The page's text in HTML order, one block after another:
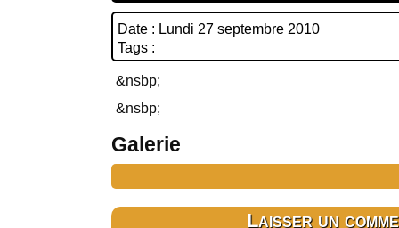
Date : Lundi 27 septembre 2010
Tags :
&nsbp;
&nsbp;
Galerie
Laisser un